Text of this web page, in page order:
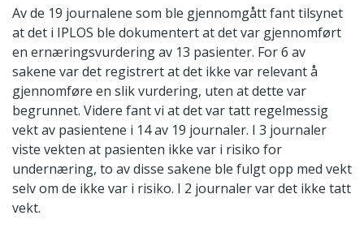
Av de 19 journalene som ble gjennomgått fant tilsynet
at det i IPLOS ble dokumentert at det var gjennomført
en ernæringsvurdering av 13 pasienter. For 6 av
sakene var det registrert at det ikke var relevant å
gjennomføre en slik vurdering, uten at dette var
begrunnet. Videre fant vi at det var tatt regelmessig
vekt av pasientene i 14 av 19 journaler. I 3 journaler
viste vekten at pasienten ikke var i risiko for
undernæring, to av disse sakene ble fulgt opp med vekt
selv om de ikke var i risiko. I 2 journaler var det ikke tatt
vekt.